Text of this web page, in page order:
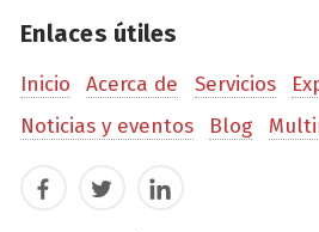
Enlaces útiles
Inicio Acerca de Servicios
Noticias y eventos
Blog
FacebookTwitterLinkedIn